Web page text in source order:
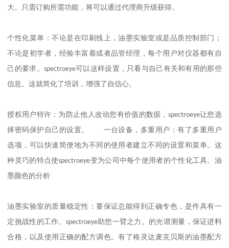
大。只需订购所需功能，将可以通过代理商升级获得。
个性化菜单：不论是在印刷线上，油墨实验室或是品质控制部门；
不论是初学者，经验丰富着或者品管经理，每个用户对仪器都有自
己的要求。 spectroeye可以这样设置，只看与自己有关和有用的那些
信息。这就简化了培训，增强了自信心。
授权用户特许：为防止他人改动您有价值的数据， spectroeye让您选
择密码保护自己的设置。 一台设备，多重用户：有了多重用户
选项，可以快速简便地为不同的使用者建立不同的设置和菜单。这
种灵巧的特点使spectroeye变为公司中每个使用者的个性化工具。油
墨颜色的分析
油墨实验室的质量稳定性：要保证总能得到正确专色，是件具有一
定挑战性的工作。 spectroeye助您一臂之力。的光谱测量，保证进料
合格，以及使用正确的配方调色。有了格灵达麦克贝斯的油墨配方